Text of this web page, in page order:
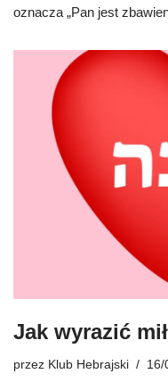
oznacza „Pan jest
Jak wyrazić
przez Klub Hebrajski 16/